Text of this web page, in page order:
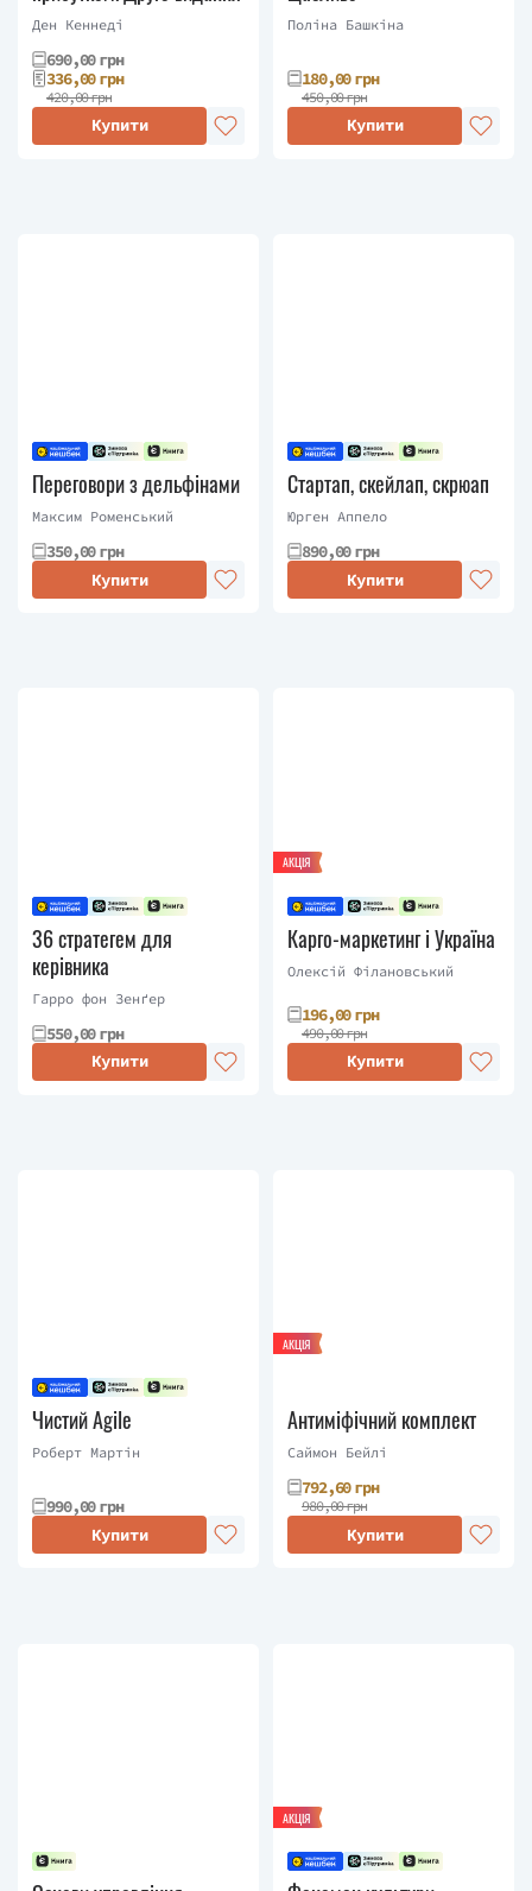
Ден Кеннеді
690,00 грн
336,00 грн
420,00 грн
Купити
Поліна Башкіна
180,00 грн
450,00 грн
Купити
Переговори з дельфінами
Максим Роменський
350,00 грн
Купити
Стартап, скейлап, скрюап
Юрген Аппело
890,00 грн
Купити
36 стратегем для
керівника
Гарро фон Зенґер
550,00 грн
Купити
АКЦІЯ
Карго-маркетинг і Україна
Олексій Філановський
196,00 грн
490,00 грн
Купити
Чистий Agile
Роберт Мартін
990,00 грн
Купити
АКЦІЯ
Антиміфічний комплект
Саймон Бейлі
792,60 грн
980,00 грн
Купити
АКЦІЯ